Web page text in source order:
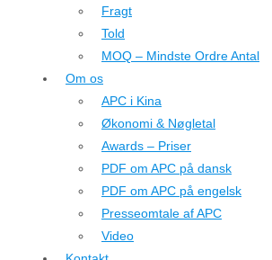
Fragt
Told
MOQ – Mindste Ordre Antal
Om os
APC i Kina
Økonomi & Nøgletal
Awards – Priser
PDF om APC på dansk
PDF om APC på engelsk
Presseomtale af APC
Video